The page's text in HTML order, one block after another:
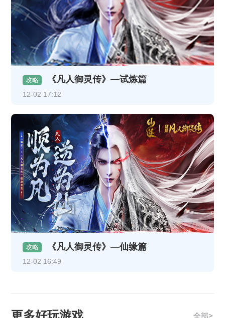
攻略 《凡人御灵传》—试炼篇
12-02 17:12
攻略 《凡人御灵传》—仙缘篇
12-02 16:49
全部>